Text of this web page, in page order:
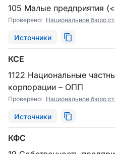
105 Малые предприятия
Проверено: Национальное бюро
Источники
КСЕ
1122 Национальные частные нефинансовые
корпорации – ОПП
Проверено: Национальное бюро
Источники
КФС